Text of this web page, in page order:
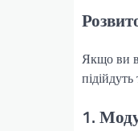
Якщо ви
1.